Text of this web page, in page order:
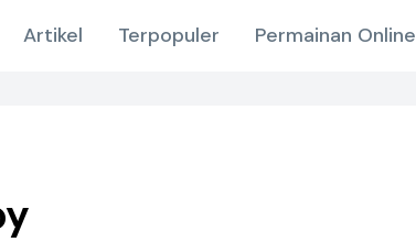
Artikel Terpopuler Permainan Online